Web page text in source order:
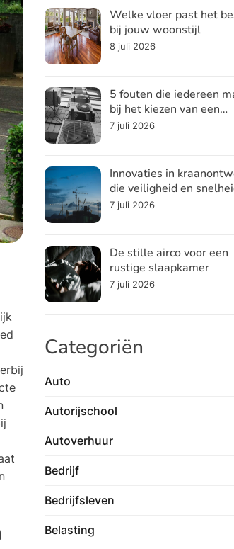
Welke vloer past het
bij jouw woonstijl
8 juli 2026
5 fouten die iedereen
bij het kiezen van een
koelsysteem
7 juli 2026
Innovaties in
die veiligheid en
verhogen
7 juli 2026
De stille airco voor een
rustige slaapkamer
7 juli 2026
Categoriën
Auto
Autorijschool
Autoverhuur
Bedrijf
Bedrijfsleven
Belasting